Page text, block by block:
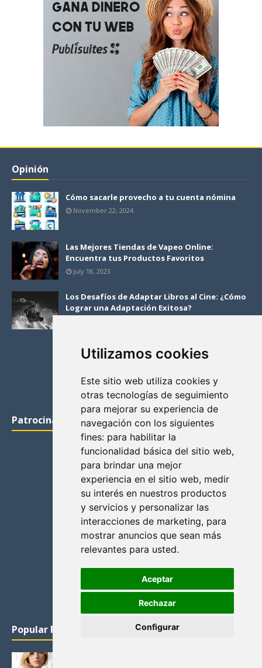
Utilizamos cookies
Este sitio web utiliza cookies y
otras tecnologías de seguimiento
para mejorar su experiencia de
navegación con los siguientes
fines: para habilitar la
funcionalidad básica del sitio web,
para brindar una mejor
experiencia en el sitio web, medir
su interés en nuestros productos
y servicios y personalizar las
interacciones de marketing, para
mostrar anuncios que sean más
relevantes para usted.
Aceptar
Rechazar
Configurar
Opinión
Cómo sacarle provecho a tu cuenta nómina
November 22, 2024
Las Mejores Tiendas de Vapeo Online:
Encuentra tus Productos Favoritos
July 18, 2023
Los Desafíos de Adaptar Libros al Cine: ¿Cómo
Lograr una Adaptación Exitosa?
Patrocinadores
Popular Posts